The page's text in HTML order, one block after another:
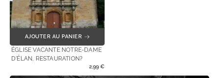
AJOUTER AU PANIER
ÉGLISE VACANTE NOTRE-DAME
D'ÉLAN, RESTAURATION?
2,99 €